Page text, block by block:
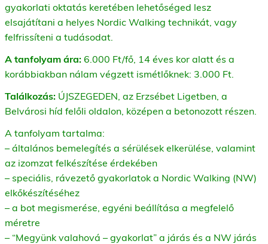
gyakorlati oktatás keretében lehetőséged lesz
elsajátítani a helyes Nordic Walking technikát, vagy
felfrissíteni a tudásodat.
A tanfolyam ára: 6.000 Ft/fő, 14 éves kor alatt és a
korábbiakban nálam végzett ismétlőknek: 3.000 Ft.
Találkozás: ÚJSZEGEDEN, az Erzsébet Ligetben, a
Belvárosi híd felőli oldalon, középen a betonozott részen.
A tanfolyam tartalma:
– általános bemelegítés a sérülések elkerülése, valamint
az izomzat felkészítése érdekében
– speciális, rávezető gyakorlatok a Nordic Walking (NW)
elkőkészítéséhez
– a bot megismerése, egyéni beállítása a megfelelő
méretre
– “Megyünk valahová – gyakorlat” a járás és a NW járás